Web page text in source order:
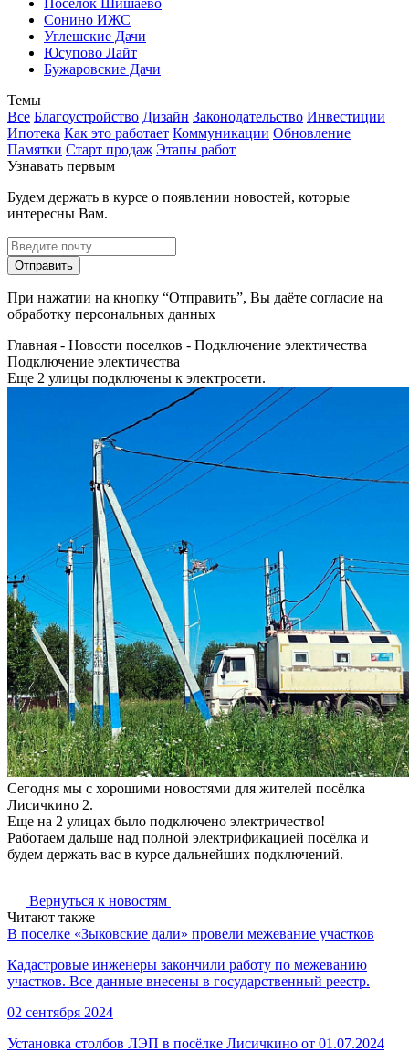
Поселок Шишаево
Сонино ИЖС
Углешcкие Дачи
Юсупово Лайт
Бужаровские Дачи
Темы
Все Благоустройство Дизайн Законодательство Инвестиции
Ипотека Как это работает Коммуникации Обновление
Памятки Старт продаж Этапы работ
Узнавать первым
Будем держать в курсе о появлении новостей, которые
интересны Вам.
Отправить
При нажатии на кнопку “Отправить”, Вы даёте согласие на
обработку персональных данных
Главная - Новости поселков - Подключение электичества
Подключение электичества
Еще 2 улицы подключены к электросети.
Сегодня мы с хорошими новостями для жителей посёлка
Лисичкино 2.
Еще на 2 улицах было подключено электричество!
Работаем дальше над полной электрификацией посёлка и
будем держать вас в курсе дальнейших подключений.
Вернуться к новостям
Читают также
В поселке «Зыковские дали» провели межевание участков
Кадастровые инженеры закончили работу по межеванию
участков. Все данные внесены в государственный реестр.
02 сентября 2024
Установка столбов ЛЭП в посёлке Лисичкино от 01.07.2024